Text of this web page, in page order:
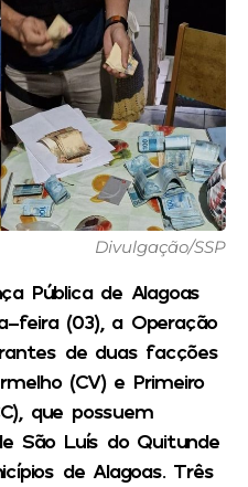
Divulgação/SSP
Pública de Alagoas
feira (03), a Operação
de duas facções
(CV) e Primeiro
que possuem
São Luís do Quitunde
de Alagoas. Três